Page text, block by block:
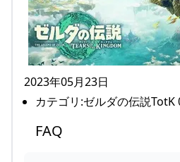
2023年05月23日
カテゴリ:ゼルダの伝説TotK
FAQ